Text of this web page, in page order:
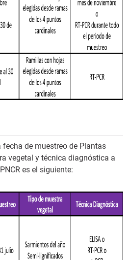
fecha de muestreo de Plantas
vegetal y técnica diagnóstica a
es el siguiente: